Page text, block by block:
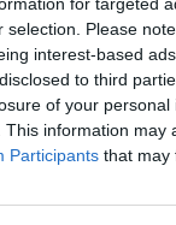
selection. Please
interest-based
to third
of your personal
This information may
Participants that may
Εξωτερική